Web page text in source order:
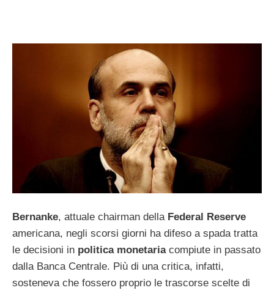
Bernanke, attuale chairman della Federal Reserve
americana, negli scorsi giorni ha difeso a spada tratta
le decisioni in politica monetariacompiute in passato
dalla Banca Centrale. Più di una critica, infatti,
sosteneva che fossero proprio le trascorse scelte di